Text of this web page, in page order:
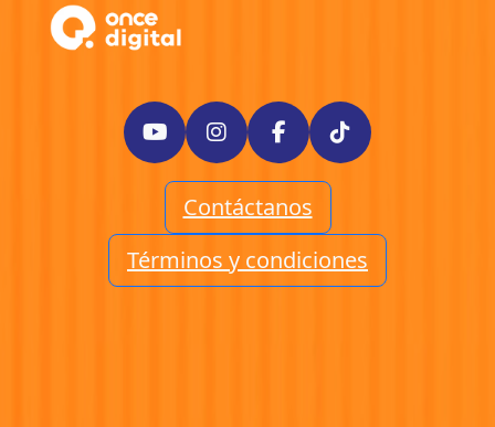
Contáctanos
Términos y condiciones